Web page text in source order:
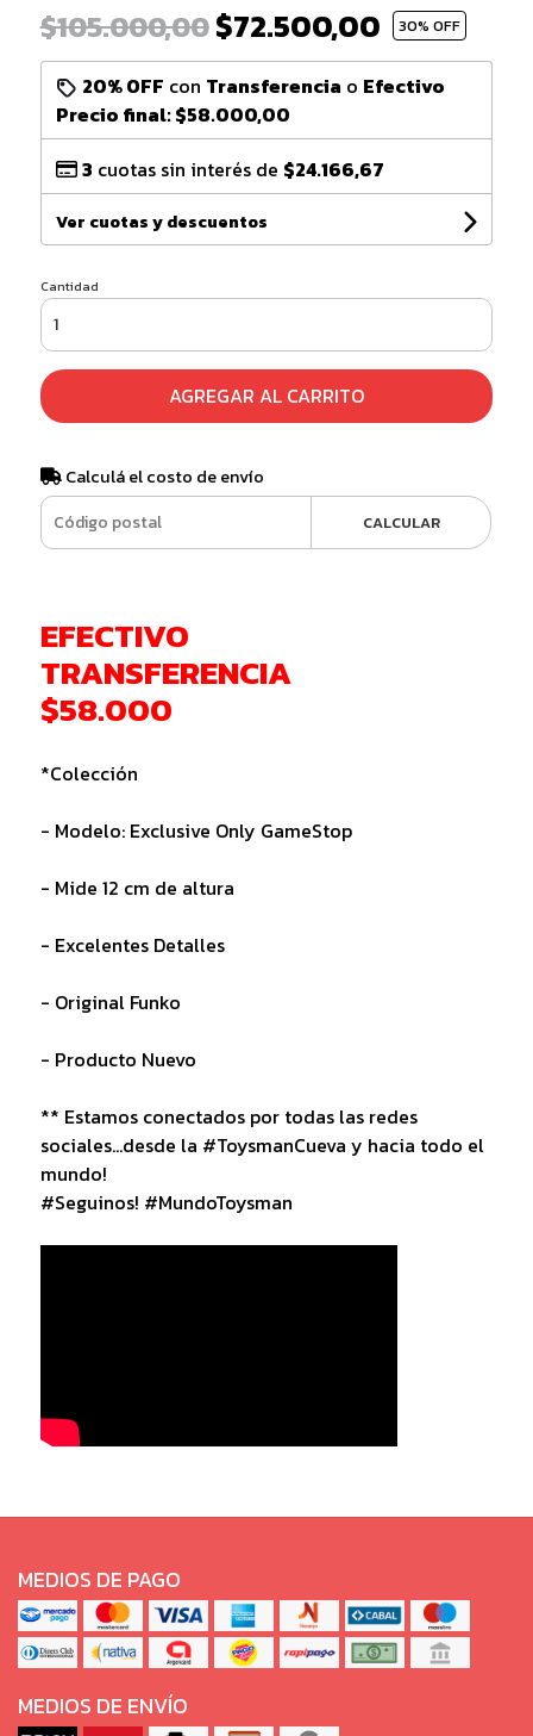
$105.000,00$72.500,00 30% OFF
20% OFF con Transferencia o Efectivo
Precio final:$58.000,00
3 cuotas sin interés de $24.166,67
Ver cuotas y descuentos
Cantidad
AGREGAR AL CARRITO
Calculá el costo de envío
CALCULAR
EFECTIVO
TRANSFERENCIA
$58.000
*Colección
- Modelo: Exclusive Only GameStop
- Mide 12 cm de altura
- Excelentes Detalles
- Original Funko
- Producto Nuevo
** Estamos conectados por todas las redes
sociales...desde la #ToysmanCueva y hacia todo el
mundo!
#Seguinos! #MundoToysman
MEDIOS DE PAGO
MEDIOS DE ENVÍO